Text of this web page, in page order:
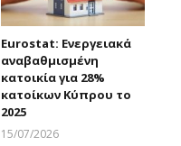
Eurostat: Ενεργειακά
αναβαθμισμένη
κατοικία για 28%
κατοίκων Κύπρου το
2025
15/07/2026